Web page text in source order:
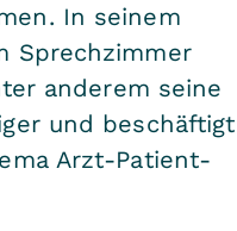
In seinem
Sprechzimmer
anderem seine
und beschäftigt
Arzt-Patient-